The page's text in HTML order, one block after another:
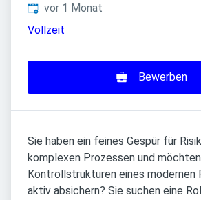
Veröffentlicht:
vor 1 Monat
Vollzeit
Bewerben
Sie haben ein feines Gespür für
komplexen Prozessen und
Kontrollstrukturen eines modernen
aktiv absichern? Sie suchen eine